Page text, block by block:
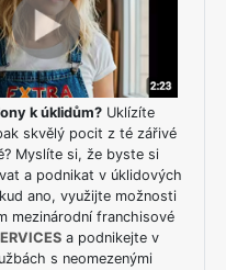
k úklidům?Uklízíte
skvělý pocit z té zářivé
Myslíte si, že byste si
a podnikat v úklidových
ano, využijte možnosti
mezinárodní franchisové
a podnikejte v
s neomezenými